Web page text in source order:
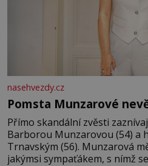
nasehvezdy.cz
Pomsta Munzarové
Přímo skandální zvěsti
Barborou Munzarovou (54) a
Trnavským (56). Munzarová
jakýmsi sympaťákem, s nímž